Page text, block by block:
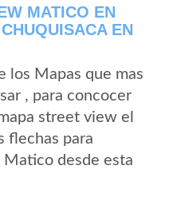
MATICO EN
EN
los Mapas que mas
, para concocer
street view el
flechas para
desde esta